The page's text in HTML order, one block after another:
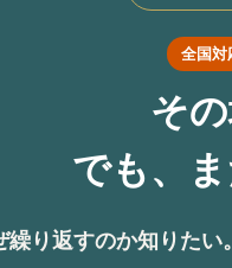
全国対
その
でも、ま
繰り返すのか知りた